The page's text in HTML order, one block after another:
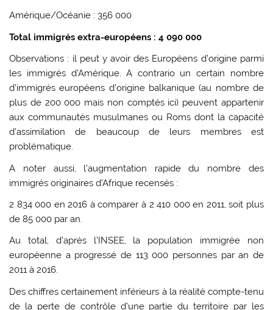
Amérique/Océanie : 356 000
Total immigrés extra-européens : 4 090 000
Observations : il peut y avoir des Européens d’origine parmi
les immigrés d’Amérique. A contrario un certain nombre
d’immigrés européens d’origine balkanique (au nombre de
plus de 200 000 mais non comptés ici) peuvent appartenir
aux communautés musulmanes ou Roms dont la capacité
d’assimilation de beaucoup de leurs membres est
problématique.
A noter aussi, l’augmentation rapide du nombre des
immigrés originaires d’Afrique recensés :
2 834 000 en 2016 à comparer à 2 410 000 en 2011, soit plus
de 85 000 par an.
Au total, d’après l’INSEE, la population immigrée non
européenne a progressé de 113 000 personnes par an de
2011 à 2016.
Des chiffres certainement inférieurs à la réalité compte-tenu
de la perte de contrôle d’une partie du territoire par les